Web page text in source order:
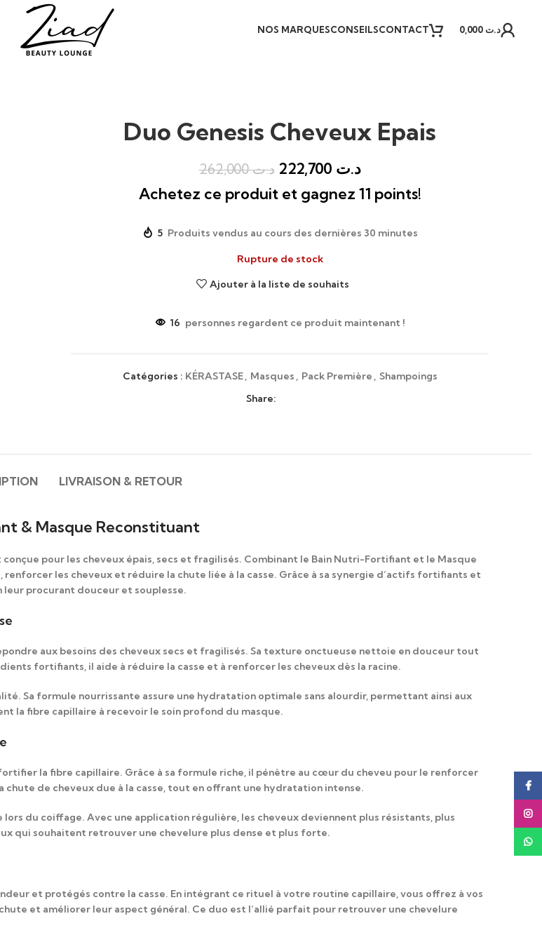
NOS MARQUESCONSEILSCONTACT د.ت0,000
Duo Genesis Cheveux Epais
د.ت262,000 د.ت
Achetez ce produit et gagnez 11 points!
5 Produits vendus au cours des dernières 30 minutes
Rupture de stock
Ajouter à la liste de souhaits
16 personnes regardent ce produit maintenant !
Catégories : KÉRASTASE, Masques , Pack Première , Shampoings
Share:
LIVRAISON & RETOUR
& Masque Reconstituant
pour les cheveux épais, secs et fragilisés. Combinant le Bain Nutri-Fortifiant et le Masque
les cheveux et réduire la chute liée à la casse. Grâce à sa synergie d’actifs fortifiants et
procurant douceur et souplesse.
aux besoins des cheveux secs et fragilisés. Sa texture onctueuse nettoie en douceur tout
fortifiants, il aide à réduire la casse et à renforcer les cheveux dès la racine.
Sa formule nourrissante assure une hydratation optimale sans alourdir, permettant ainsi aux
la fibre capillaire à recevoir le soin profond du masque.
la fibre capillaire. Grâce à sa formule riche, il pénètre au cœur du cheveu pour le renforcer
de cheveux due à la casse, tout en offrant une hydratation intense.
lors du coiffage. Avec une application régulière, les cheveux deviennent plus résistants, plus
qui souhaitent retrouver une chevelure plus dense et plus forte.
et protégés contre la casse. En intégrant ce rituel à votre routine capillaire, vous offrez à vos
et améliorer leur aspect général. Ce duo est l’allié parfait pour retrouver une chevelure